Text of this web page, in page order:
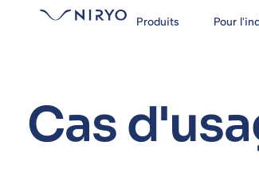
Produits Pour
Cas